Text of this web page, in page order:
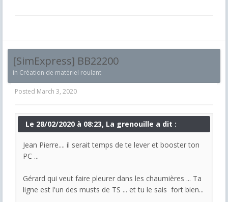
[SimExpress] BB22200
in Création de matériel roulant
Posted March 3, 2020
Le 28/02/2020 à 08:23, La grenouille a dit :
Jean Pierre.... il serait temps de te lever et booster ton
PC ...
Gérard qui veut faire pleurer dans les chaumières ... Ta
ligne est l'un des musts de TS ... et tu le sais fort bien...